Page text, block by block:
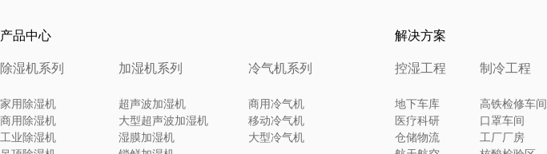
产品中心
除湿机系列
家用除湿机
商用除湿机
工业除湿机
加湿机系列
超声波加湿机
大型超声波加湿机
湿膜加湿机
冷气机系列
商用冷气机
移动冷气机
大型冷气机
解决方案
控湿工程
地下车库
医疗科研
仓储物流
制冷工程
高铁检修车间
口罩车间
工厂厂房